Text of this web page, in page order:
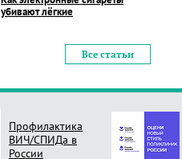
убивают лёгкие
Все статьи
Профилактика
ВИЧ/СПИДа в
России